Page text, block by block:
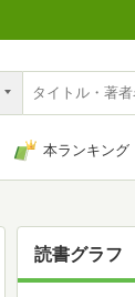
本ランキング
読書グラフ